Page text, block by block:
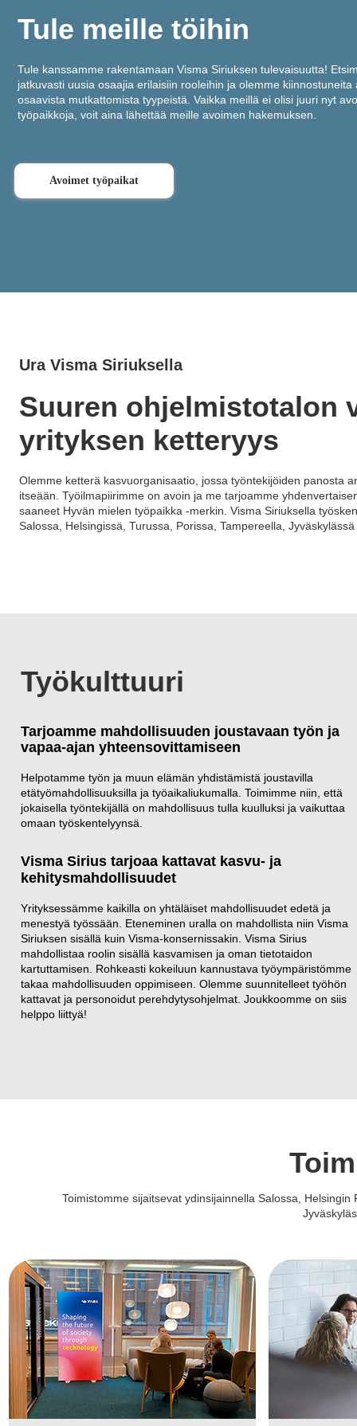
Tule meille töihin
Tule kanssamme rakentamaan Visma Siriuksen tulevaisuutta!
jatkuvasti uusia osaajia erilaisiin rooleihin ja olemme kiinnostuneita
osaavista mutkattomista tyypeistä. Vaikka meillä ei olisi juuri nyt
työpaikkoja, voit aina lähettää meille avoimen hakemuksen.
Avoimet työpaikat
Ura Visma Siriuksella
Suuren ohjelmistotalon
yrityksen ketteryys
Olemme ketterä kasvuorganisaatio, jossa työntekijöiden panosta
itseään. Työilmapiirimme on avoin ja me tarjoamme
saaneet Hyvän mielen työpaikka -merkin. Visma Siriuksella
Salossa, Helsingissä, Turussa, Porissa, Tampereella,
Työkulttuuri
Tarjoamme mahdollisuuden joustavaan työn ja
vapaa-ajan yhteensovittamiseen
Helpotamme työn ja muun elämän yhdistämistä joustavilla
etätyömahdollisuuksilla ja työaikaliukumalla. Toimimme niin, että
jokaisella työntekijällä on mahdollisuus tulla kuulluksi ja vaikuttaa
omaan työskentelyynsä.
Visma Sirius tarjoaa kattavat kasvu- ja
kehitysmahdollisuudet
Yrityksessämme kaikilla on yhtäläiset mahdollisuudet edetä ja
menestyä työssään. Eteneminen uralla on mahdollista niin Visma
Siriuksen sisällä kuin Visma-konsernissakin. Visma Sirius
mahdollistaa roolin sisällä kasvamisen ja oman tietotaidon
kartuttamisen. Rohkeasti kokeiluun kannustava työympäristömme
takaa mahdollisuuden oppimiseen. Olemme suunnitelleet työhön
kattavat ja personoidut perehdytysohjelmat. Joukkoomme on siis
helppo liittyä!
Toimistomme sijaitsevat ydinsijainnella Salossa,